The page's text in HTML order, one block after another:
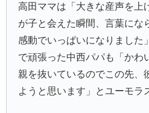
高田ママは「大きな産声を上
が子と会えた瞬間、言葉にな
感動でいっぱいになりました
で頑張った中西パパも「かわ
親を抜いているのでこの先、
ようと思います」とユーモラ